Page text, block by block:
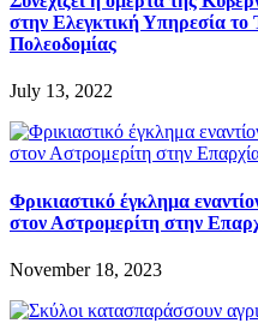
στην Ελεγκτική Υπηρεσία
Πολεοδομίας
July 13, 2022
Φρικιαστικό έγκλημα
στον Αστρομερίτη στην
November 18, 2023